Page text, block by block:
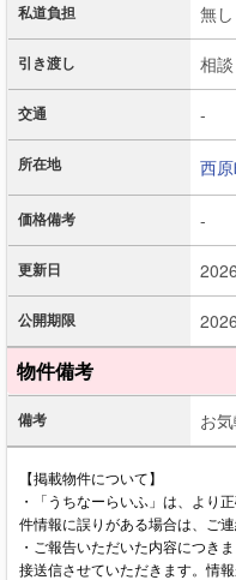
私道負担 無し
引き渡し 相談
交通 -
所在地 西
価格備考 -
更新日
公開期限
物件備考
備考 お
【掲載物件について】
・「うちなーらいふ」は、より
件情報に誤りがある場合は、ご連
・ご報告いただいた内容につき
接送信させていただきます。情